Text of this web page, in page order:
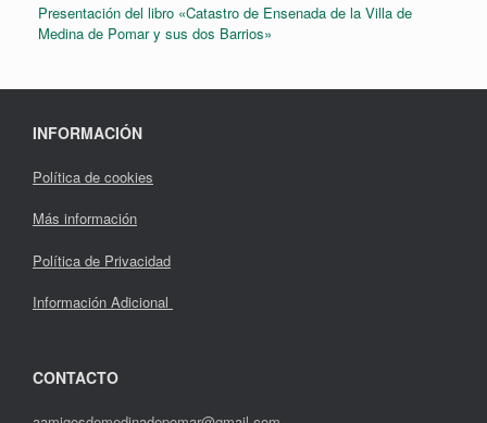
Presentación del libro «Catastro de Ensenada de la Villa de
Medina de Pomar y sus dos Barrios»
INFORMACIÓN
Política de cookies
Más información
Política de Privacidad
Información Adicional
CONTACTO